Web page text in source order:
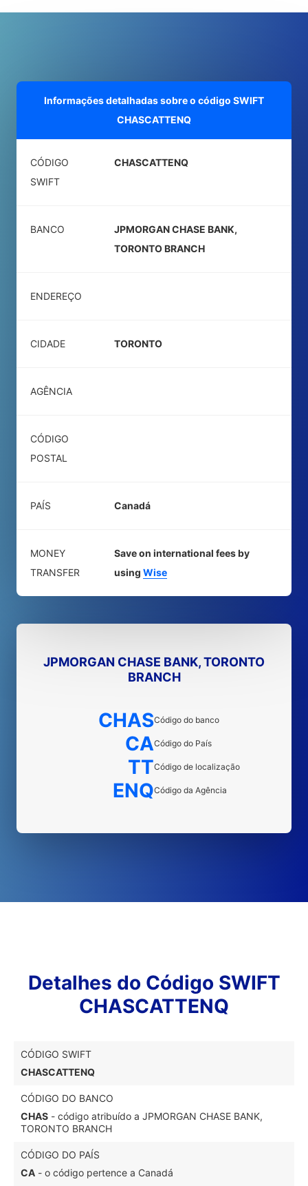
Informações detalhadas sobre o código SWIFT
CHASCATTENQ
CÓDIGO
SWIFT
CHASCATTENQ
BANCO
JPMORGAN CHASE BANK,
TORONTO BRANCH
ENDEREÇO
CIDADE TORONTO
AGÊNCIA
CÓDIGO
POSTAL
PAÍS Canadá
MONEY
TRANSFER
Save on international fees by
using Wise
JPMORGAN CHASE BANK, TORONTO
BRANCH
CHASCódigo do banco
CACódigo do País
TTCódigo de localização
ENQCódigo da Agência
Detalhes do Código SWIFT
CHASCATTENQ
CÓDIGO SWIFT
CHASCATTENQ
CÓDIGO DO BANCO
CHAS - código atribuído a JPMORGAN CHASE BANK,
TORONTO BRANCH
CÓDIGO DO PAÍS
CA - o código pertence a Canadá